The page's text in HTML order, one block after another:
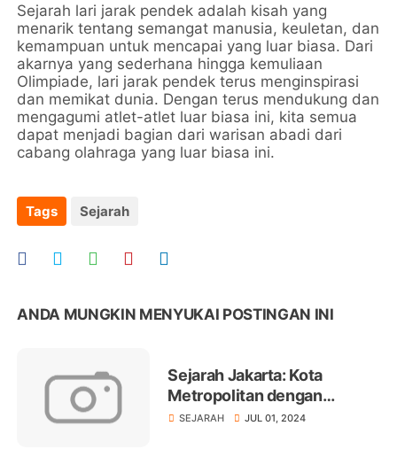
Sejarah lari jarak pendek adalah kisah yang
menarik tentang semangat manusia, keuletan, dan
kemampuan untuk mencapai yang luar biasa. Dari
akarnya yang sederhana hingga kemuliaan
Olimpiade, lari jarak pendek terus menginspirasi
dan memikat dunia. Dengan terus mendukung dan
mengagumi atlet-atlet luar biasa ini, kita semua
dapat menjadi bagian dari warisan abadi dari
cabang olahraga yang luar biasa ini.
Tags Sejarah
ANDA MUNGKIN MENYUKAI POSTINGAN INI
Sejarah Jakarta: Kota
Metropolitan dengan
Sejarah Panjang dan Kaya
SEJARAH JUL 01, 2024